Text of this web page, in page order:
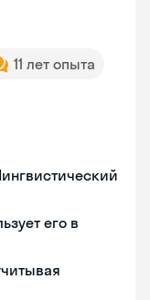
11 лет опыта
его в